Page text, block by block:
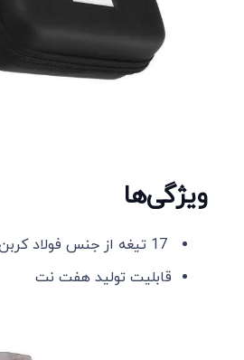
ویژگی‌ها
قابلیت تولید هفت نت